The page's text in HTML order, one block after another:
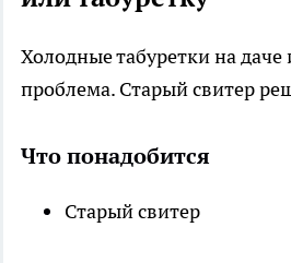
Холодные табуретки на
проблема. Старый свитер
Что понадобится
Старый свитер